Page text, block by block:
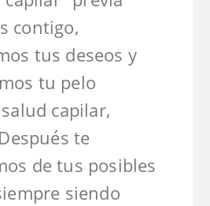
contigo,
tus deseos y
tu pelo
capilar,
te
de tus posibles
siendo